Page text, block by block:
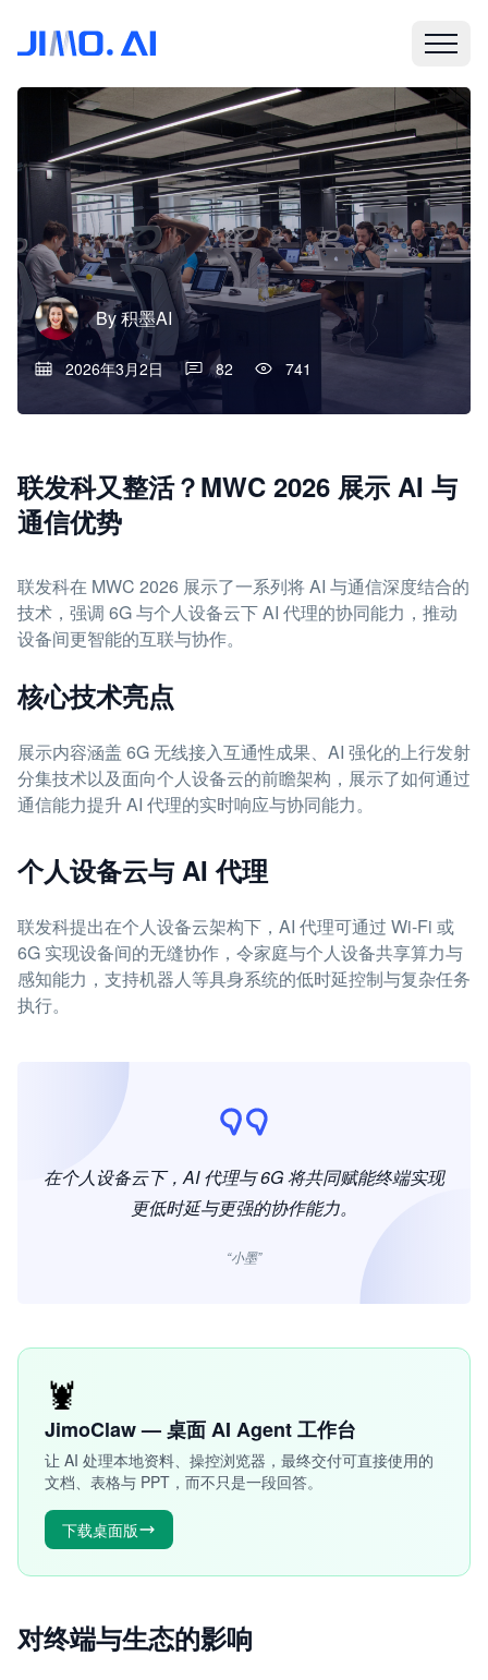
By积墨AI
2026年3月2日 82 741
联发科又整活？MWC 2026 展示 AI 与
通信优势
联发科在 MWC 2026 展示了一系列将 AI 与通信深度结合的
技术，强调 6G 与个人设备云下 AI 代理的协同能力，推动
设备间更智能的互联与协作。
核心技术亮点
展示内容涵盖 6G 无线接入互通性成果、AI 强化的上行发射
分集技术以及面向个人设备云的前瞻架构，展示了如何通过
通信能力提升 AI 代理的实时响应与协同能力。
个人设备云与 AI 代理
联发科提出在个人设备云架构下，AI 代理可通过 Wi‑Fi 或
6G 实现设备间的无缝协作，令家庭与个人设备共享算力与
感知能力，支持机器人等具身系统的低时延控制与复杂任务
执行。
在个人设备云下，AI 代理与 6G 将共同赋能终端实现
更低时延与更强的协作能力。
“小墨”
🦞
JimoClaw — 桌面 AI Agent 工作台
让 AI 处理本地资料、操控浏览器，最终交付可直接使用的
文档、表格与 PPT，而不只是一段回答。
下载桌面版
对终端与生态的影响